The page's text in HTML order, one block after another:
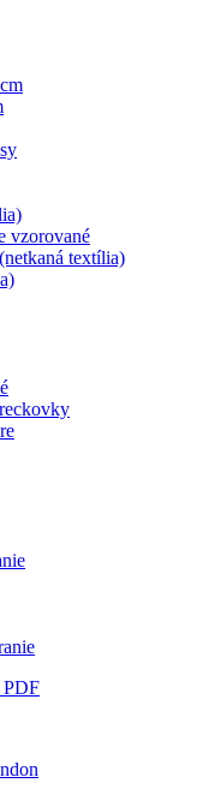
vzorované
textília)
PDF